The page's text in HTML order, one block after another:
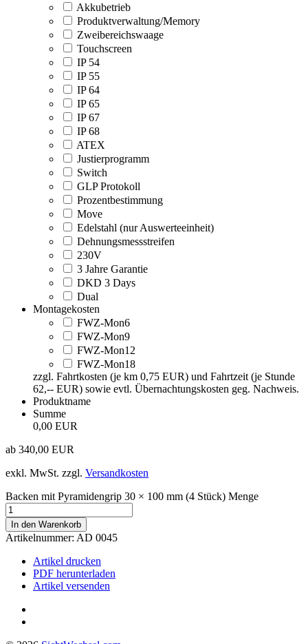
Akkubetrieb
Produktverwaltung/Memory
Zweibereichswaage
Touchscreen
IP 54
IP 55
IP 64
IP 65
IP 67
IP 68
ATEX
Justierprogramm
Switch
GLP Protokoll
Prozentbestimmung
Move
Edelstahl (nur Auswerteeinheit)
Dehnungsmessstreifen
230V
3 Jahre Garantie
DKD 3 Days
Dual
Montagekosten
FWZ-Mon6
FWZ-Mon9
FWZ-Mon12
FWZ-Mon18
zzgl. Fahrtkosten (je km 0,75 EUR) und Fahrtzeit (je Stunde
62,-- EUR) sowie evtl. Übernachtungskosten geg. Nachweis.
Produktname
Summe
0,00 EUR
ab 340,00 EUR
exkl. MwSt. zzgl. Versandkosten
Backen mit Pyramidengrip 30 × 100 mm (4 Stück) Menge
In den Warenkorb
Artikelnummer: AD 0045
Artikel drucken
PDF herunterladen
Artikel versenden